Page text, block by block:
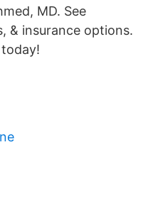
MD. See
& insurance options.